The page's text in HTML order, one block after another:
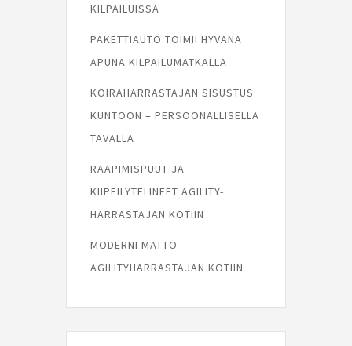
KILPAILUISSA
PAKETTIAUTO TOIMII HYVÄNÄ
APUNA KILPAILUMATKALLA
KOIRAHARRASTAJAN SISUSTUS
KUNTOON – PERSOONALLISELLA
TAVALLA
RAAPIMISPUUT JA
KIIPEILYTELINEET AGILITY-
HARRASTAJAN KOTIIN
MODERNI MATTO
AGILITYHARRASTAJAN KOTIIN